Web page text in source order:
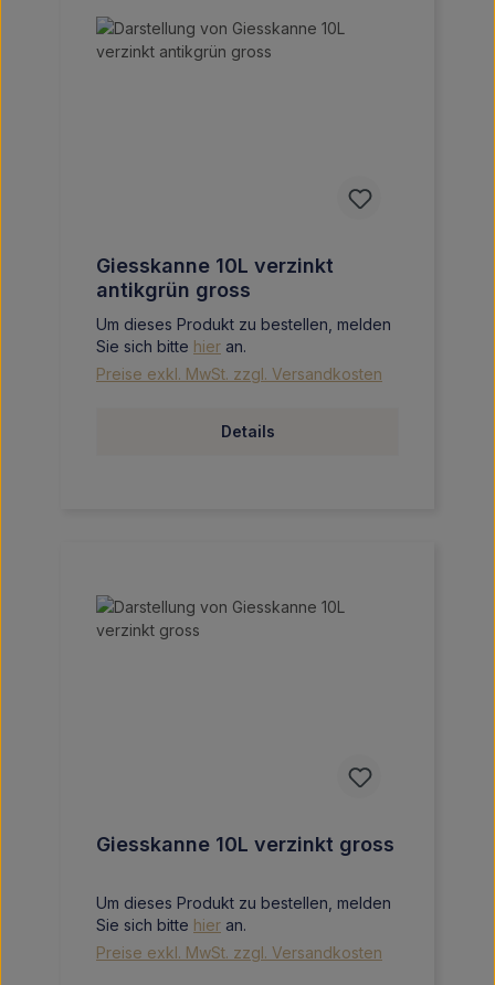
Giesskanne 10L verzinkt
antikgrün gross
Um dieses Produkt zu bestellen, melden
Sie sich bitte hier an.
Preise exkl. MwSt. zzgl. Versandkosten
Details
Giesskanne 10L verzinkt gross
Um dieses Produkt zu bestellen, melden
Sie sich bitte hier an.
Preise exkl. MwSt. zzgl. Versandkosten